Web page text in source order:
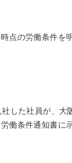
点の労働条件を
した社員が、大
働条件通知書に